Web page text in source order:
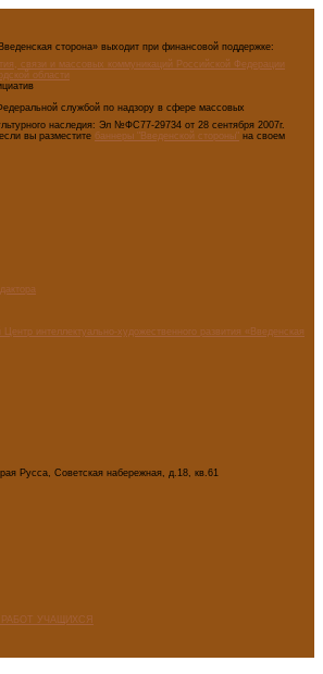
сторона» выходит при финансовой поддержке:
связи и массовых коммуникаций Российской Федерации
области
службой по надзору в сфере массовых
наследия: Эл №ФС77-29734 от 28 сентября 2007г.
вы разместите баннеры "Введенской стороны" на своем
интеллектуально-художественного развития «Введенская
Русса, Советская набережная, д.18, кв.61
УЧАЩИХСЯ